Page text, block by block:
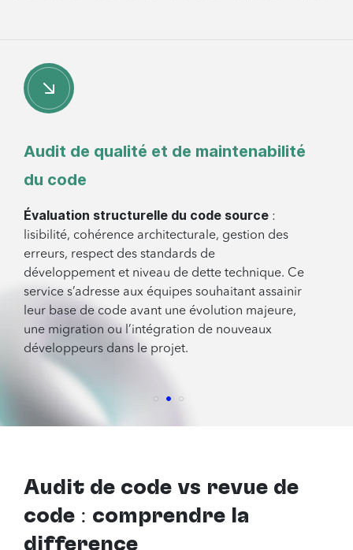
Audit de qualité et de maintenabilité
du code
Évaluation structurelle du code source :
lisibilité, cohérence architecturale, gestion des
erreurs, respect des standards de
développement et niveau de dette technique. Ce
service s’adresse aux équipes souhaitant assainir
leur base de code avant une évolution majeure,
une migration ou l’intégration de nouveaux
développeurs dans le projet.
Audit de code vs revue de
code : comprendre la
différence